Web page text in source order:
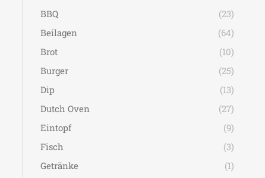
BBQ
(23)
Beilagen
(64)
Brot
(10)
Burger
(25)
Dip
(13)
Dutch Oven
(27)
Eintopf
(9)
Fisch
(3)
Getränke
(1)